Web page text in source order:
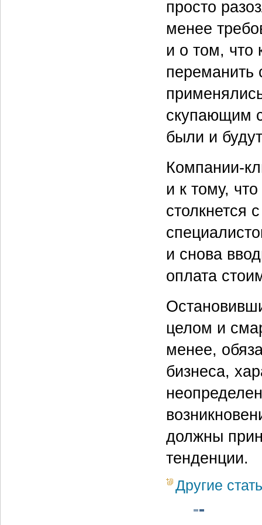
просто
менее
и о том, что
переманить
скупающим
были и
Компании-
и к тому,
столкнется
и снова
оплата
целом и
менее,
бизнеса,
должны
тенденции.
Другие